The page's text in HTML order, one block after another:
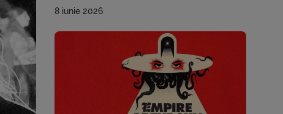
8 iunie 2026